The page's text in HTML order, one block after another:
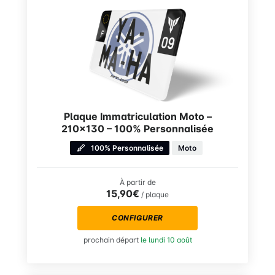
Plaque Immatriculation Moto –
210×130 – 100% Personnalisée
100% Personnalisée Moto
À partir de
15,90€ / plaque
CONFIGURER
prochain départ le lundi 10 août